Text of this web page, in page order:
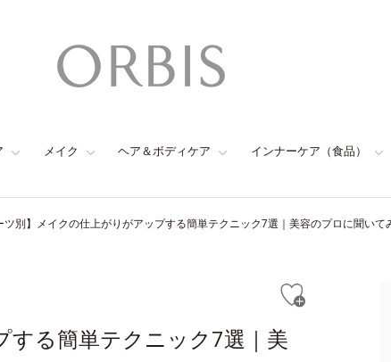
メイク ヘア＆ボディケア インナーケア（食品）
ツ別】メイクの仕上がりがアップする簡単テクニック7選｜美容のプロに聞いて
する簡単テクニック7選｜美